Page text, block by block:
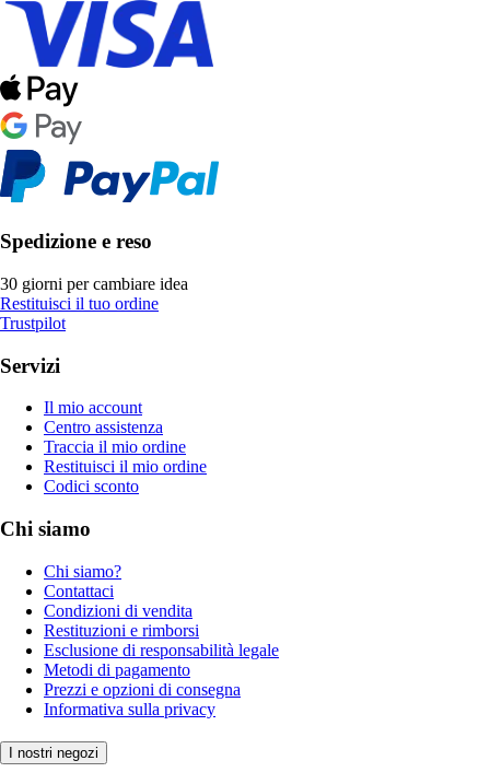
Spedizione e reso
30 giorni per cambiare idea
Restituisci il tuo ordine
Trustpilot
Servizi
Il mio account
Centro assistenza
Traccia il mio ordine
Restituisci il mio ordine
Codici sconto
Chi siamo
Chi siamo?
Contattaci
Condizioni di vendita
Restituzioni e rimborsi
Esclusione di responsabilità legale
Metodi di pagamento
Prezzi e opzioni di consegna
Informativa sulla privacy
I nostri negozi